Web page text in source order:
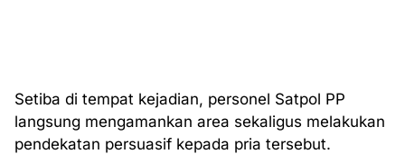
Setiba di tempat kejadian, personel Satpol PP
langsung mengamankan area sekaligus melakukan
pendekatan persuasif kepada pria tersebut.